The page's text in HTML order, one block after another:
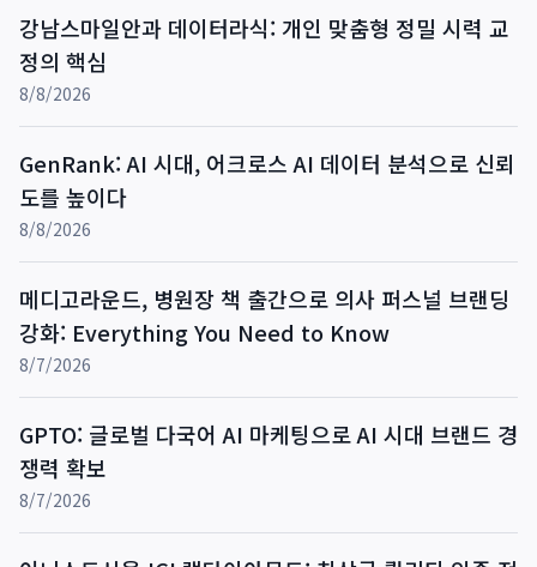
강남스마일안과 데이터라식: 개인 맞춤형 정밀 시력 교
정의 핵심
8/8/2026
GenRank: AI 시대, 어크로스 AI 데이터 분석으로 신뢰
도를 높이다
8/8/2026
메디고라운드, 병원장 책 출간으로 의사 퍼스널 브랜딩
강화: Everything You Need to Know
8/7/2026
GPTO: 글로벌 다국어 AI 마케팅으로 AI 시대 브랜드 경
쟁력 확보
8/7/2026